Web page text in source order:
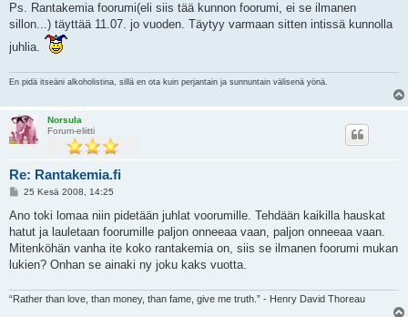
Ps. Rantakemia foorumi(eli siis tää kunnon foorumi, ei se ilmanen
sillon...) täyttää 11.07. jo vuoden. Täytyy varmaan sitten intissä kunnolla
juhlia.
En pidä itseäni alkoholistina, sillä en ota kuin perjantain ja sunnuntain välisenä yönä.
Norsula
Forum-eliitti
Re: Rantakemia.fi
V
e
t
i
25 Kesä 2008, 14:25
Ano toki lomaa niin pidetään juhlat voorumille. Tehdään kaikilla hauskat
hatut ja lauletaan foorumille paljon onneeaa vaan, paljon onneeaa vaan.
Mitenköhän vanha ite koko rantakemia on, siis se ilmanen foorumi mukan
lukien? Onhan se ainaki ny joku kaks vuotta.
“Rather than love, than money, than fame, give me truth.” - Henry David Thoreau